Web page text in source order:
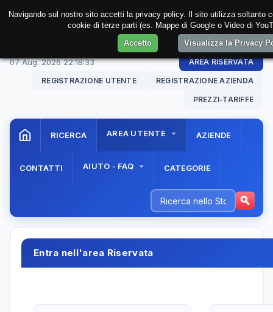
07 Aug. 202622:18:33 AREA RISERVATA
REGISTRAZIONE UTENTE REGISTRAZIONE AZIENDA
PREZZI-TARIFFE
RICERCA AREA UTENTE AZIENDE
CONTATTI AIUTO - FAQ CATEGORIE
Entra nell'area Riservata
Navigando sul nostro sito accetti la privacy policy. Il sito utilizza soltanto
cookie di terze parti (es. Mappe di Google o Video di
Accetto
Visualizza la Privacy